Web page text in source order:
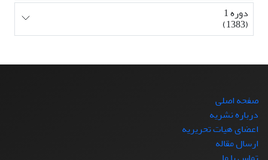
دوره 1
(1383)
صفحه اصلی
درباره نشریه
اعضای هیات تحریریه
ارسال مقاله